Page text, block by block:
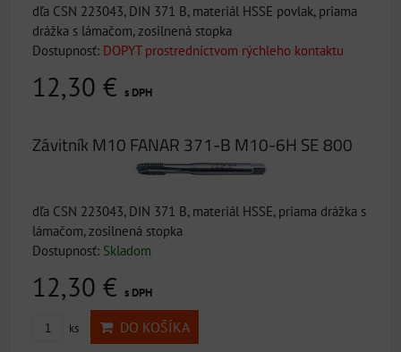
dľa CSN 223043, DIN 371 B, materiál HSSE povlak, priama
drážka s lámačom, zosilnená stopka
Dostupnosť: DOPYT prostredníctvom rýchleho kontaktu
12,30 € s DPH
Závitník M10 FANAR 371-B M10-6H SE 800
dľa CSN 223043, DIN 371 B, materiál HSSE, priama drážka s
lámačom, zosilnená stopka
Dostupnosť: Skladom
12,30 € s DPH
ks DO KOŠÍKA